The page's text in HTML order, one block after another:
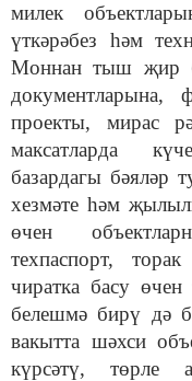
милек
үткәрәбез һәм
Моннан тыш җир
документларына,
проекты, мирас
максатларда
базардагы бәяләр
хезмәте һәм
өчен
техпаспорт,
чиратка басу
белешмә бирү дә
вакытта шәхси
күрсәтү, төрле